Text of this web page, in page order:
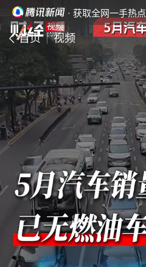
· 获取全网一手热点
首页 视频